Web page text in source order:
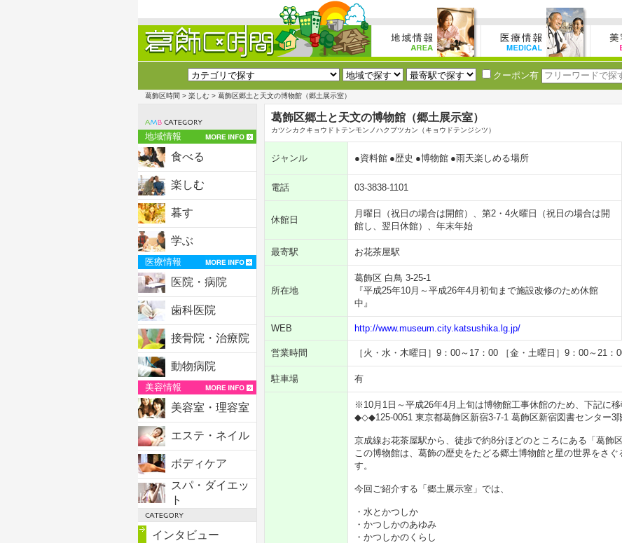
クーポン有
葛飾区時間 > 楽しむ > 葛飾区郷土と天文の博物館（郷土展示室）
地域情報
食べる
楽しむ
暮す
学ぶ
医療情報
医院・病院
歯科医院
接骨院・治療院
動物病院
美容情報
美容室・理容室
エステ・ネイル
ボディケア
スパ・ダイエッ
ト
インタビュー
葛飾区郷土と天文の博物館（郷土展示室）
カツシカクキョウドトテンモンノハクブツカン（キョウドテンジシツ）
ジャンル ●資料館 ●歴史 ●博物館 ●雨天楽しめる場所
電話 03-3838-1101
休館日
月曜日（祝日の場合は開館）、第2・4火曜日（祝日の場合は開
館し、翌日休館）、年末年始
最寄駅 お花茶屋駅
所在地
葛飾区 白鳥 3-25-1
『平成25年10月～平成26年4月初旬まで施設改修のため休館
中』
WEB http://www.museum.city.katsushika.lg.jp/
営業時間 ［火・水・木曜日］9：00～17：00 ［金・土曜日］9：00～21
駐車場 有
※10月1日～平成26年4月上旬は博物館工事休館のため、下記に移
◆◇◆125-0051 東京都葛飾区新宿3-7-1 葛飾区新宿図書センタ
京成線お花茶屋駅から、徒歩で約8分ほどのところにある「葛飾
この博物館は、葛飾の歴史をたどる郷土博物館と星の世界をさ
す。
今回ご紹介する「郷土展示室」では、
・水とかつしか
・かつしかのあゆみ
・かつしかのくらし